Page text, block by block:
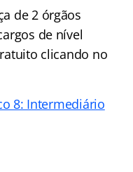
de 2 órgãos
de nível
clicando no
8: Intermediário